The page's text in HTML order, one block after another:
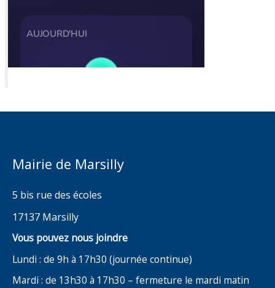
Mairie de Marsilly
5 bis rue des écoles
17137 Marsilly
Vous pouvez nous joindre
Lundi : de 9h à 17h30 (journée continue)
Mardi : de 13h30 à 17h30 – fermeture le mardi matin